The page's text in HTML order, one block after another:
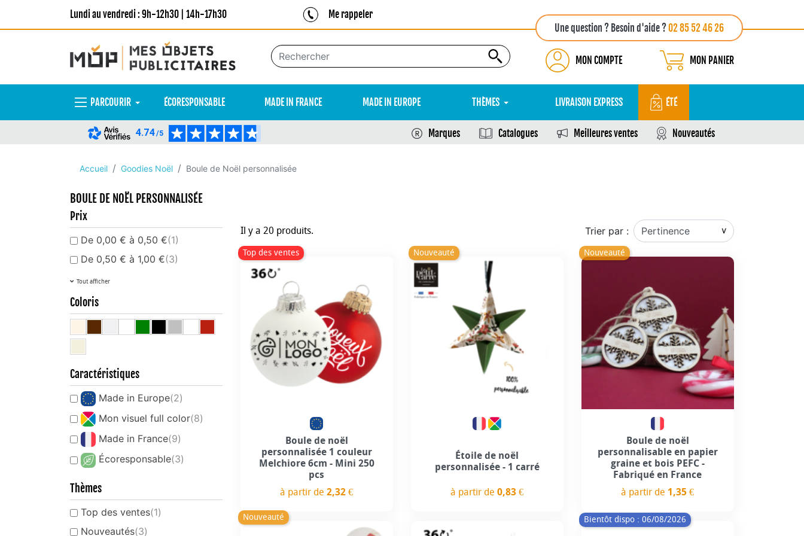
Lundi au vendredi : 9h-12h30 | 14h-17h30
Me rappeler
Une question ? Besoin d'aide ?02 85 52 46 26
MON COMPTE MON PANIER
PARCOURIR ÉCORESPONSABLE MADE IN FRANCE MADE IN EUROPE THÈMES LIVRAISON EXPRESS ÉTÉ
4.74/5 Marques Catalogues Meilleures ventes Nouveautés
Accueil Goodies Noël Boule de Noël personnalisée
BOULE DE NOËL PERSONNALISÉE
Prix
De 0,00 € à 0,50 €(1)
De 0,50 € à 1,00 €(3)
Tout afficher
Coloris
Caractéristiques
Made in Europe(2)
Mon visuel full color(8)
Made in France(9)
Écoresponsable(3)
Thèmes
Top des ventes(1)
Nouveautés(3)
Il y a 20 produits. Trier par :
Top des ventes
Personnalisation incluse
Boule de noël
personnalisée 1 couleur
Melchiore 6cm - Mini 250
pcs
à partir de2,32 €
Nouveauté
Personnalisation incluse
Étoile de noël
personnalisée - 1 carré
à partir de0,83 €
Nouveauté
Personnalisation incluse
Boule de noël
personnalisable en papier
graine et bois PEFC -
Fabriqué en France
à partir de 1,35 €
Nouveauté Bientôt dispo : 06/08/2026